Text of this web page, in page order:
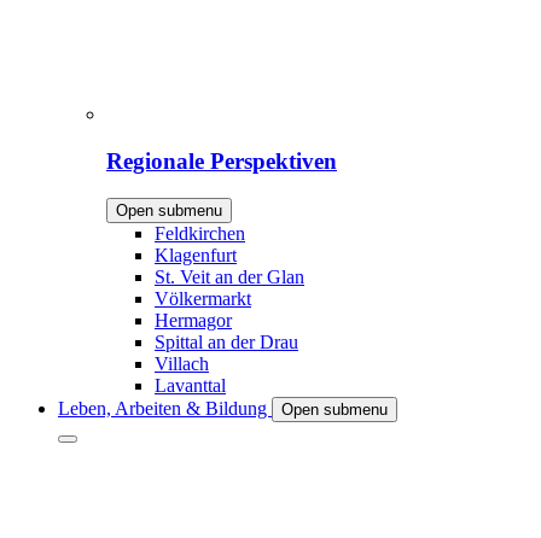
Regionale Perspektiven
Open submenu
Feldkirchen
Klagenfurt
St. Veit an der Glan
Völkermarkt
Hermagor
Spittal an der Drau
Villach
Lavanttal
Leben, Arbeiten & Bildung
Open submenu